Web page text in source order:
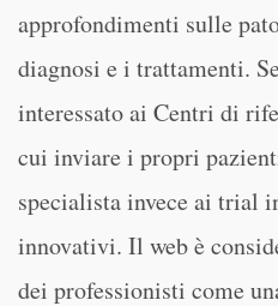
approfondimenti sulle
diagnosi e i trattamenti.
interessato ai Centri di
cui inviare i propri
specialista invece ai trial
innovativi. Il web è
dei professionisti come